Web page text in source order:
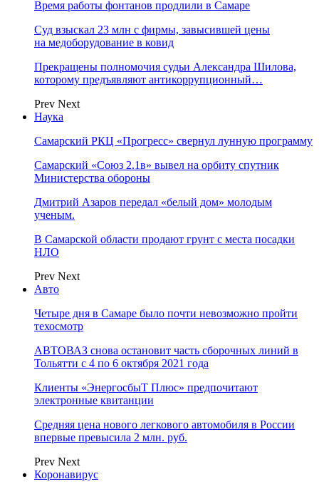
Время работы фонтанов продлили в Самаре
Суд взыскал 23 млн с фирмы, завысившей цены
на медоборудование в ковид
Прекращены полномочия судьи Александра Шилова,
которому предъявляют антикоррупционный…
Prev Next
Наука
Самарский РКЦ «Прогресс» свернул лунную программу
Самарский «Союз 2.1в» вывел на орбиту спутник
Министерства обороны
Дмитрий Азаров передал «белый дом» молодым
ученым.
В Самарской области продают грунт с места посадки
НЛО
Prev Next
Авто
Четыре дня в Самаре было почти невозможно пройти
техосмотр
АВТОВАЗ снова остановит часть сборочных линий в
Тольятти с 4 по 6 октября 2021 года
Клиенты «ЭнергосбыТ Плюс» предпочитают
электронные квитанции
Средняя цена нового легкового автомобиля в России
впервые превысила 2 млн. руб.
Prev Next
Коронавирус